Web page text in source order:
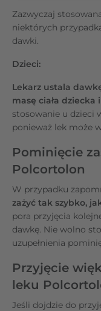
Zazwyczaj
niektórych
dawki.
Dzieci:
Lekarz ustala
masę ciała dziecka
stosowanie u dzieci
ponieważ lek może
Pominięcie
Polcortolon
W przypadku
zażyć tak szybko,
pora przyjęcia
dawkę. Nie wolno
uzupełnienia
Przyjęcie
leku
Jeśli dojdzie do